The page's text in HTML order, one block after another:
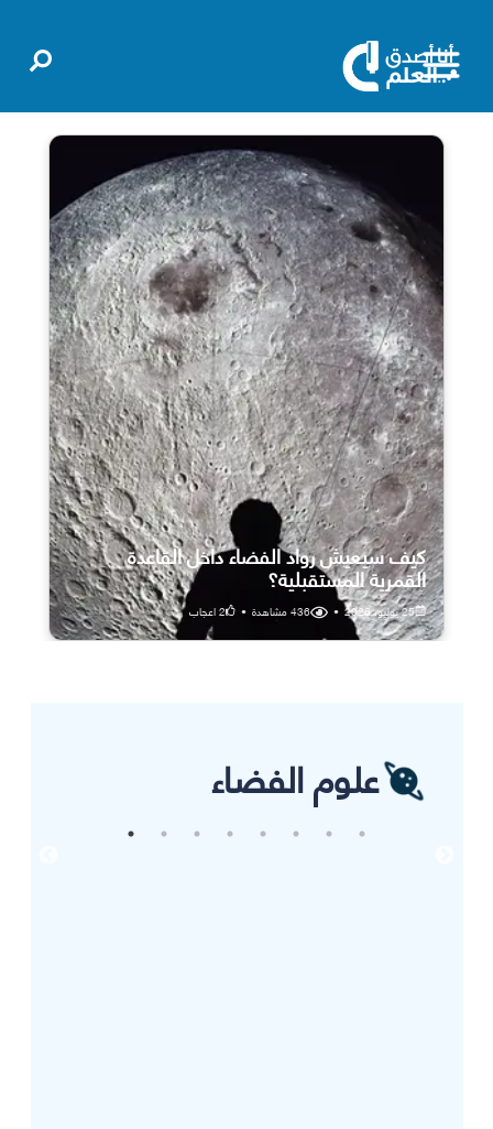
كيف سيعيش رواد الفضاء داخل القاعدة
القمرية المستقبلية؟
25 يوليو، 2026 •
436مشاهدة •
2اعجاب
علوم الفضاء